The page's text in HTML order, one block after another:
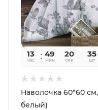
13
час
49
мин
20
сек
35
шт
Наволочка 60*60
белый)